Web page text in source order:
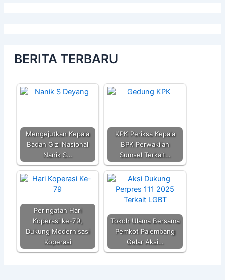
BERITA TERBARU
Mengejutkan Kepala
Badan Gizi Nasional
Nanik S…
KPK Periksa Kepala
BPK Perwakilan
Sumsel Terkait…
Peringatan Hari
Koperasi ke-79,
Dukung Modernisasi
Koperasi
Tokoh Ulama Bersama
Pemkot Palembang
Gelar Aksi…